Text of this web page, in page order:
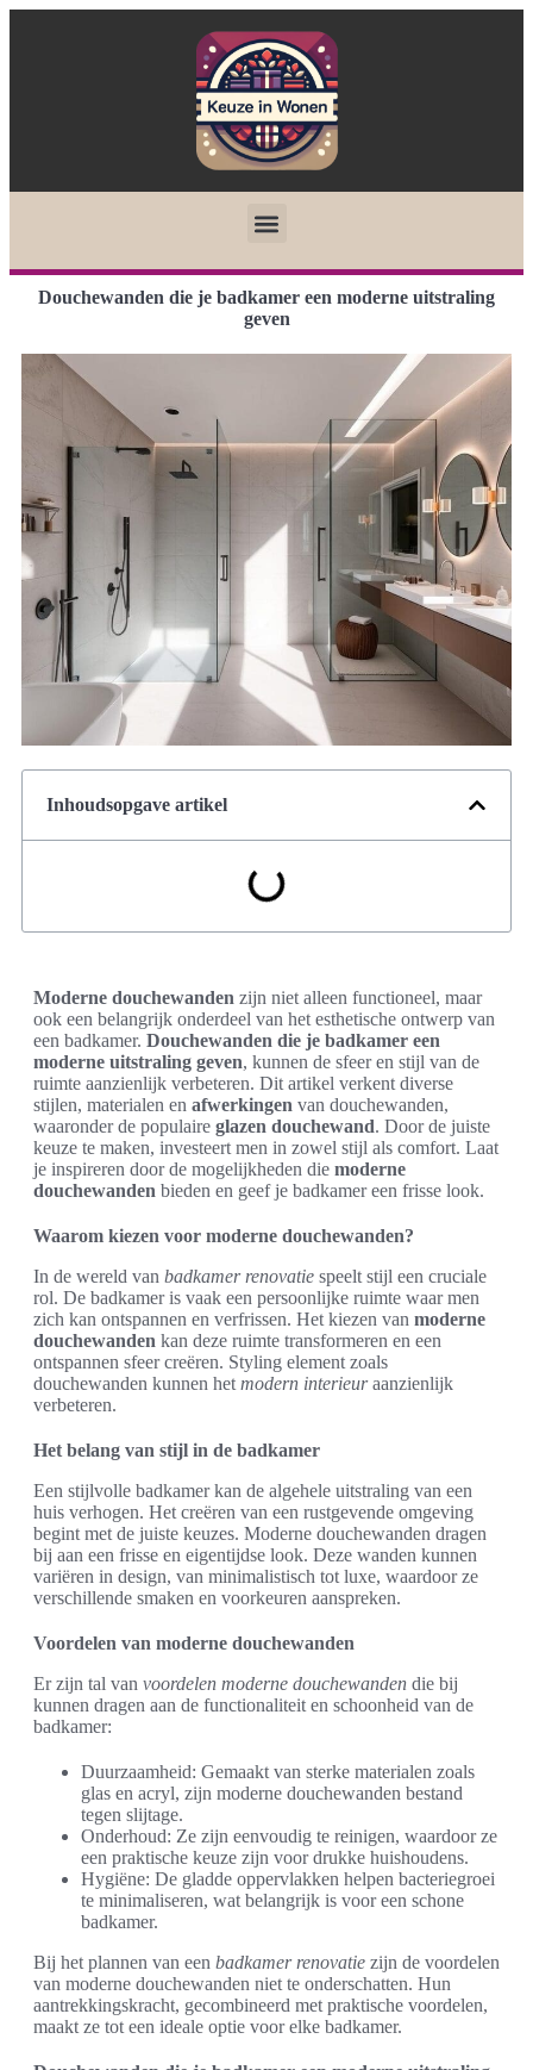
Douchewanden die je badkamer een moderne uitstraling
geven
Inhoudsopgave artikel
Moderne douchewanden zijn niet alleen functioneel, maar
ook een belangrijk onderdeel van het esthetische ontwerp van
een badkamer. Douchewanden die je badkamer een
moderne uitstraling geven, kunnen de sfeer en stijl van de
ruimte aanzienlijk verbeteren. Dit artikel verkent diverse
stijlen, materialen en afwerkingen van douchewanden,
waaronder de populaire glazen douchewand. Door de juiste
keuze te maken, investeert men in zowel stijl als comfort. Laat
je inspireren door de mogelijkheden die moderne
douchewanden bieden en geef je badkamer een frisse look.
Waarom kiezen voor moderne douchewanden?
In de wereld van badkamer renovatie speelt stijl een cruciale
rol. De badkamer is vaak een persoonlijke ruimte waar men
zich kan ontspannen en verfrissen. Het kiezen van moderne
douchewanden kan deze ruimte transformeren en een
ontspannen sfeer creëren. Styling element zoals
douchewanden kunnen het modern interieuraanzienlijk
verbeteren.
Het belang van stijl in de badkamer
Een stijlvolle badkamer kan de algehele uitstraling van een
huis verhogen. Het creëren van een rustgevende omgeving
begint met de juiste keuzes. Moderne douchewanden dragen
bij aan een frisse en eigentijdse look. Deze wanden kunnen
variëren in design, van minimalistisch tot luxe, waardoor ze
verschillende smaken en voorkeuren aanspreken.
Voordelen van moderne douchewanden
Er zijn tal van voordelen moderne douchewanden die bij
kunnen dragen aan de functionaliteit en schoonheid van de
badkamer:
Duurzaamheid: Gemaakt van sterke materialen zoals
glas en acryl, zijn moderne douchewanden bestand
tegen slijtage.
Onderhoud: Ze zijn eenvoudig te reinigen, waardoor ze
een praktische keuze zijn voor drukke huishoudens.
Hygiëne: De gladde oppervlakken helpen bacteriegroei
te minimaliseren, wat belangrijk is voor een schone
badkamer.
Bij het plannen van een badkamer renovatie zijn de voordelen
van moderne douchewanden niet te onderschatten. Hun
aantrekkingskracht, gecombineerd met praktische voordelen,
maakt ze tot een ideale optie voor elke badkamer.